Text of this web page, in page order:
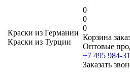
Краски из Германии
Краски из Турции
0
0
0
Корзина
Оптовые
+7 495 984-
Заказать